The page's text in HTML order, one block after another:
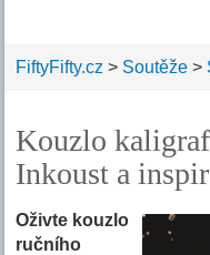
FiftyFifty.cz > Soutěže >
Kouzlo
Inkoust a
Oživte kouzlo
ručního